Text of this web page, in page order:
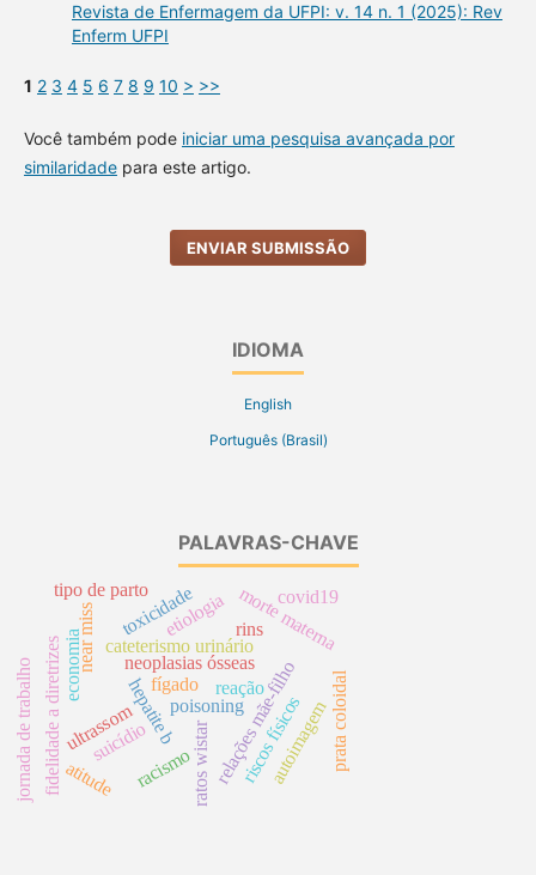
Revista de Enfermagem da UFPI: v. 14 n. 1 (2025): Rev
Enferm UFPI
1 2 3 4 5 6 7 8 9 10 > >>
Você também pode iniciar uma pesquisa avançada por
similaridadepara este artigo.
ENVIAR SUBMISSÃO
IDIOMA
English
Português (Brasil)
PALAVRAS-CHAVE
hepatite b
neoplasias ósseas
poisoning
ultrassom
cateterismo urinário
near miss
fidelidade a diretrizes
jornada de trabalho relações mãe-filho
riscos físicos
autoimagem
morte materna
economia
suicídio
reação prata coloidal
toxicidade
ratos wistar
fígado
rins
racismo
tipo de parto
atitude
etiologia covid19